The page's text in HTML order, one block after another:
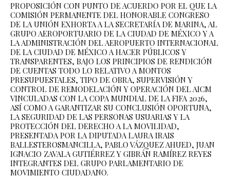
PROPOSICIÓN CON PUNTO DE ACUERDO POR EL QUE LA
COMISIÓN PERMANENTE DEL HONORABLE CONGRESO
DE LA UNIÓN EXHORTA A LA SECRETARÍA DE MARINA, AL
GRUPO AEROPORTUARIO DE LA CIUDAD DE MÉXICO Y A
LA ADMINISTRACIÓN DEL AEROPUERTO INTERNACIONAL
DE LA CIUDAD DE MÉXICO A HACER PÚBLICOS Y
TRANSPARENTES, BAJO LOS PRINCIPIOS DE RENDICIÓN
DE CUENTAS TODO LO RELATIVO A MONTOS
PRESUPUESTALES, TIPO DE OBRA, SUPERVISIÓN Y
CONTROL DE REMODELACIÓN Y OPERACIÓN DEL AICM
VINCULADAS CON LA COPA MUNDIAL DE LA FIFA 2026,
ASÍ COMO A GARANTIZAR SU CONCLUSIÓN OPORTUNA,
LA SEGURIDAD DE LAS PERSONAS USUARIAS Y LA
PROTECCIÓN DEL DERECHO A LA MOVILIDAD,
PRESENTADA POR LA DIPUTADA LAURA IRAIS
BALLESTEROSMANCILLA, PABLO VÁZQUEZ AHUED, JUAN
IGNACIO ZAVALA GUTIÉRREZ Y GIBRÁN RAMÍREZ REYES
INTEGRANTES DEL GRUPO PARLAMENTARIO DE
MOVIMIENTO CIUDADANO.